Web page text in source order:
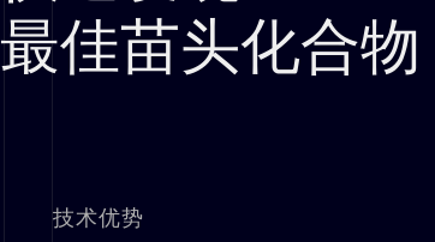
最佳苗头化合物
技术优势